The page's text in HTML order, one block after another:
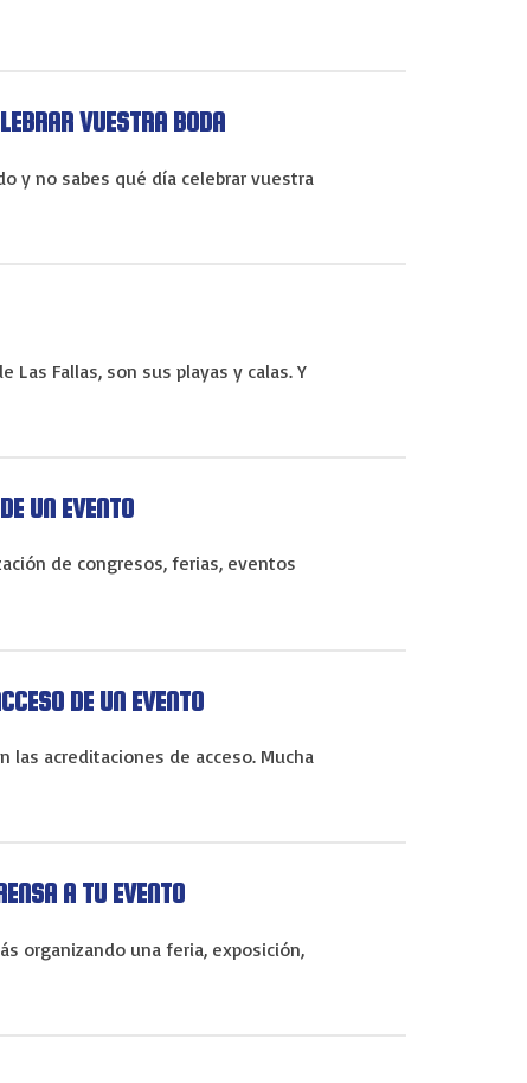
VUESTRA BODA
y no sabes qué día celebrar vuestra
Las Fallas, son sus playas y calas. Y
UN EVENTO
de congresos, ferias, eventos
DE UN EVENTO
acreditaciones de acceso. Mucha
A TU EVENTO
organizando una feria, exposición,